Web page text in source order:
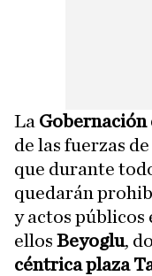
La Gobernación
de las fuerzas
que durante
quedarán
y actos
ellos Beyoglu,
céntrica plaza